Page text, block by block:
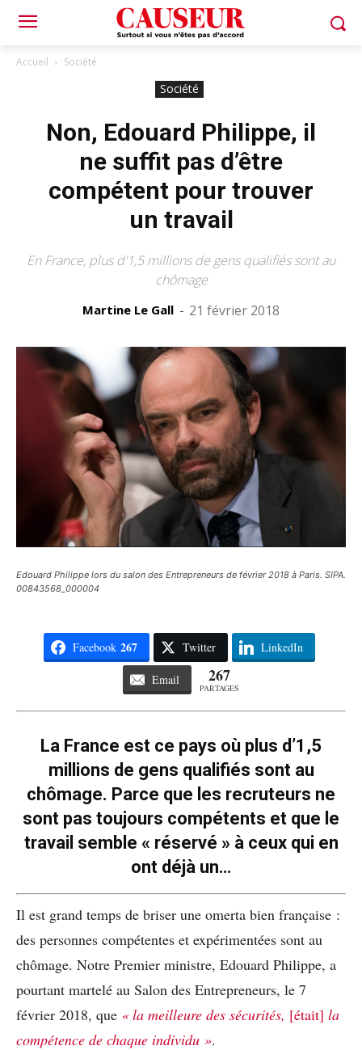
Accueil Société
Société
Non, Edouard Philippe, il
ne suffit pas d’être
compétent pour trouver
un travail
En France, plus d'1,5 millions de gens qualifiés sont au
chômage
Martine Le Gall - 21 février 2018
Edouard Philippe lors du salon des Entrepreneurs de février 2018 à Paris. SIPA.
00843568_000004
Facebook 267 Twitter LinkedIn
Email 267
PARTAGES
La France est ce pays où plus d’1,5
millions de gens qualifiés sont au
chômage. Parce que les recruteurs ne
sont pas toujours compétents et que le
travail semble « réservé » à ceux qui en
ont déjà un…
Il est grand temps de briser une omerta bien française :
des personnes compétentes et expérimentées sont au
chômage. Notre Premier ministre, Edouard Philippe, a
pourtant martelé au Salon des Entrepreneurs, le 7
février 2018, que « la meilleure des sécurités, [était] la
compétence de chaque individu ».